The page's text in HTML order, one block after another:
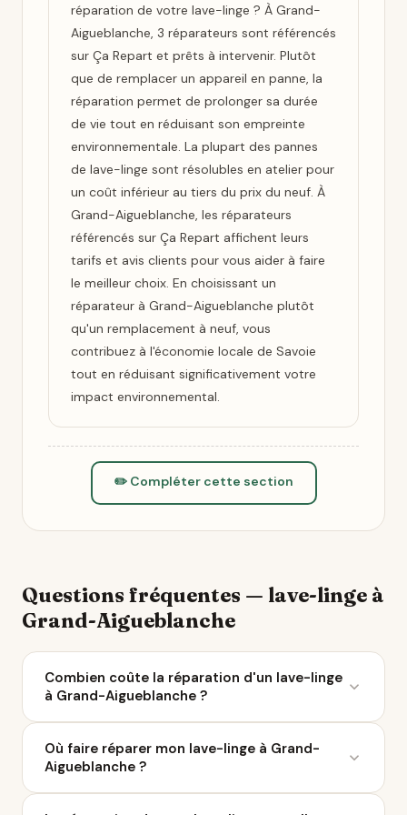
réparation de votre lave-linge ? À Grand-
Aigueblanche, 3 réparateurs sont référencés
sur Ça Repart et prêts à intervenir. Plutôt
que de remplacer un appareil en panne, la
réparation permet de prolonger sa durée
de vie tout en réduisant son empreinte
environnementale. La plupart des pannes
de lave-linge sont résolubles en atelier pour
un coût inférieur au tiers du prix du neuf. À
Grand-Aigueblanche, les réparateurs
référencés sur Ça Repart affichent leurs
tarifs et avis clients pour vous aider à faire
le meilleur choix. En choisissant un
réparateur à Grand-Aigueblanche plutôt
qu'un remplacement à neuf, vous
contribuez à l'économie locale de Savoie
tout en réduisant significativement votre
impact environnemental.
✏️ Compléter cette section
Questions fréquentes — lave-linge à
Grand-Aigueblanche
Combien coûte la réparation d'un lave-linge
à Grand-Aigueblanche ?
entre 50 et 200 € selon la panne. À Grand-
Aigueblanche, 3 réparateurs sont référencés sur Ça
Repart. Avec le Bonus Réparation, vous économisez
Où faire réparer mon lave-linge à Grand-
Aigueblanche ?